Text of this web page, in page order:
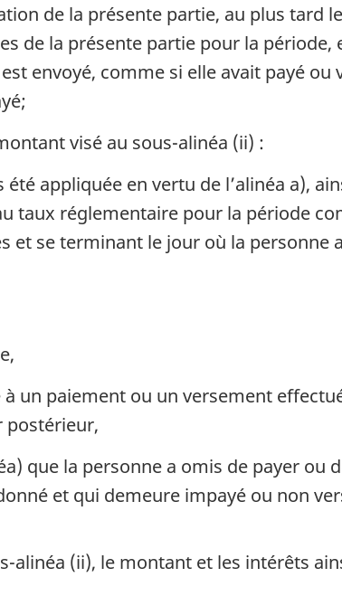
de la présente partie, au plus tard
de la présente partie pour la période,
envoyé, comme si elle avait payé ou
visé au sous-alinéa (ii) :
appliquée en vertu de l’alinéa a),
taux réglementaire pour la période
et se terminant le jour où la personne
un paiement ou un versement
postérieur,
que la personne a omis de payer ou
et qui demeure impayé ou non
alinéa (ii), le montant et les intérêts